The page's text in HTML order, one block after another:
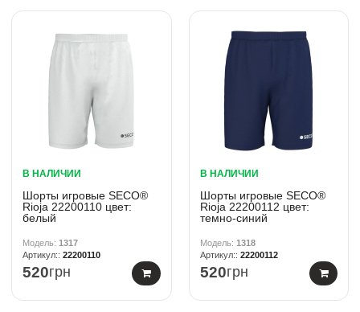
В НАЛИЧИИ
Шорты игровые SECO®
Rioja 22200110 цвет:
белый
1317
22200110
520грн
В НАЛИЧИИ
Шорты игровые SECO®
Rioja 22200112 цвет:
темно-синий
1318
22200112
520грн